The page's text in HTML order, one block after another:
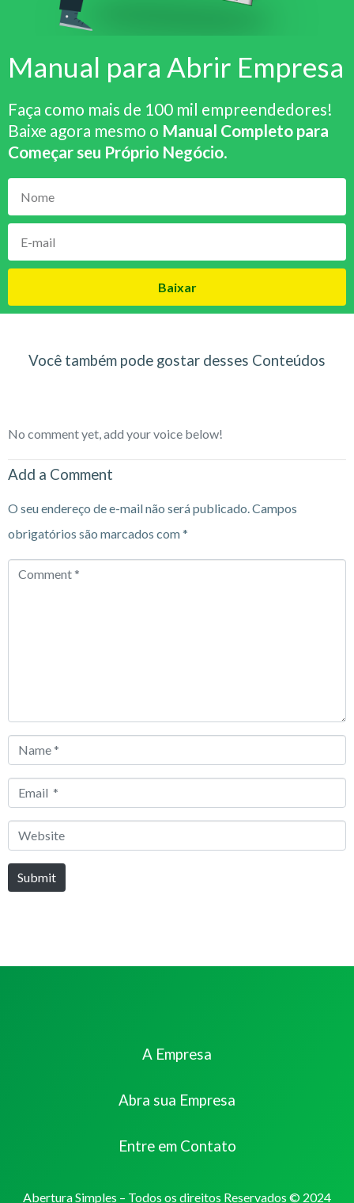
Manual para Abrir Empresa
Faça como mais de 100 mil empreendedores!
Baixe agora mesmo o Manual Completo para
Começar seu Próprio Negócio.
Baixar
Você também pode gostar desses Conteúdos
No comment yet, add your voice below!
Add a Comment
O seu endereço de e-mail não será publicado.Campos
obrigatórios são marcados com*
Comment
Name
Email
Website
Submit
A Empresa
Abra sua Empresa
Entre em Contato
Abertura Simples – Todos os direitos Reservados © 2024